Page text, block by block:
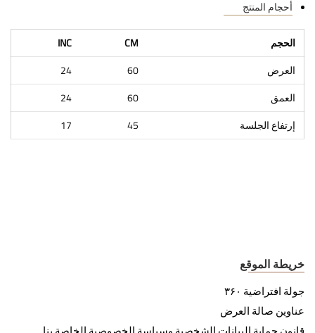
أحجام المنتج
الحجم CM
INC
العرض
60
24
العمق
60
24
إرتفاع الجلسة
45
17
خريطة الموقع
جولة افتراضية ۳۶۰
عناوين صالة العرض